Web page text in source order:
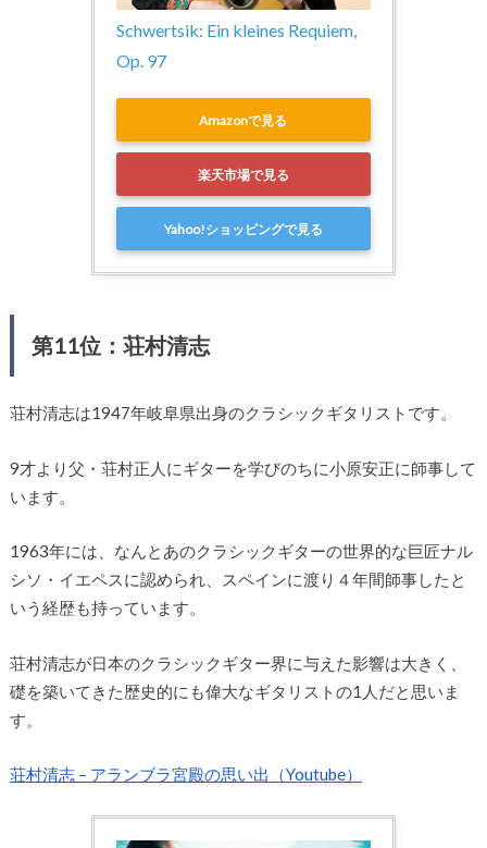
Schwertsik: Ein kleines Requiem,
Op. 97
Amazonで見る
楽天市場で見る
Yahoo!ショッピングで見る
第11位：荘村清志
荘村清志は1947年岐阜県出身のクラシックギタリストです。
9才より父・荘村正人にギターを学びのちに小原安正に師事して
います。
1963年には、なんとあのクラシックギターの世界的な巨匠ナル
シソ・イエペスに認められ、スペインに渡り４年間師事したと
いう経歴も持っています。
荘村清志が日本のクラシックギター界に与えた影響は大きく、
礎を築いてきた歴史的にも偉大なギタリストの1人だと思いま
す。
荘村清志 – アランブラ宮殿の思い出（Youtube）